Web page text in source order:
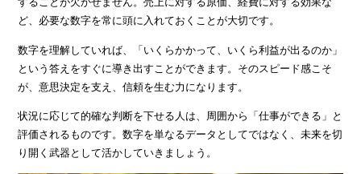
ど、必要な数字を常に頭に入れておくことが大切です。
数字を理解していれば、「いくらかかって、いくら利益が出るのか」
という答えをすぐに導き出すことができます。そのスピード感こそ
が、意思決定を支え、信頼を生む力になります。
状況に応じて的確な判断を下せる人は、周囲から「仕事ができる」と
評価されるものです。数字を単なるデータとしてではなく、未来を切
り開く武器として活かしていきましょう。